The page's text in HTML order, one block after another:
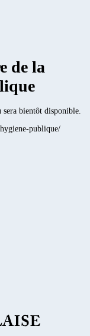
de la
sera bientôt disponible.
publique/